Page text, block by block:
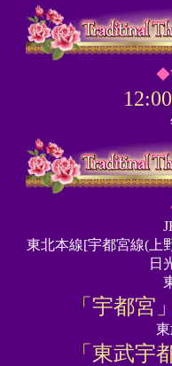
◆
東北本線[宇都宮線(上
日
「宇都宮
「東武宇